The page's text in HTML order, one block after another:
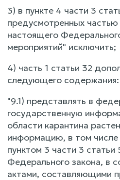
3) в пункте 4 части 3
предусмотренных частью
настоящего
мероприятий" исключить;
4) часть 1 статьи 32
следующего содержания:
"9.1) представлять в
государственную
области карантина
информацию, в том
пунктом 3 части 3
Федерального закона, в
актами, составляющими